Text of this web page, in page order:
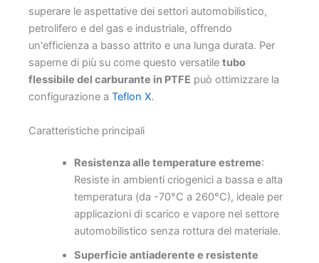
superare le aspettative dei settori automobilistico,
petrolifero e del gas e industriale, offrendo
un'efficienza a basso attrito e una lunga durata. Per
saperne di più su come questo versatile tubo
flessibile del carburante in PTFE può ottimizzare la
configurazione a Teflon X.
Caratteristiche principali
Resistenza alle temperature estreme:
Resiste in ambienti criogenici a bassa e alta
temperatura (da -70°C a 260°C), ideale per
applicazioni di scarico e vapore nel settore
automobilistico senza rottura del materiale.
Superficie antiaderente e resistente